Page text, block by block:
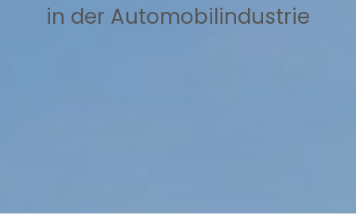
in der Automobilindustrie